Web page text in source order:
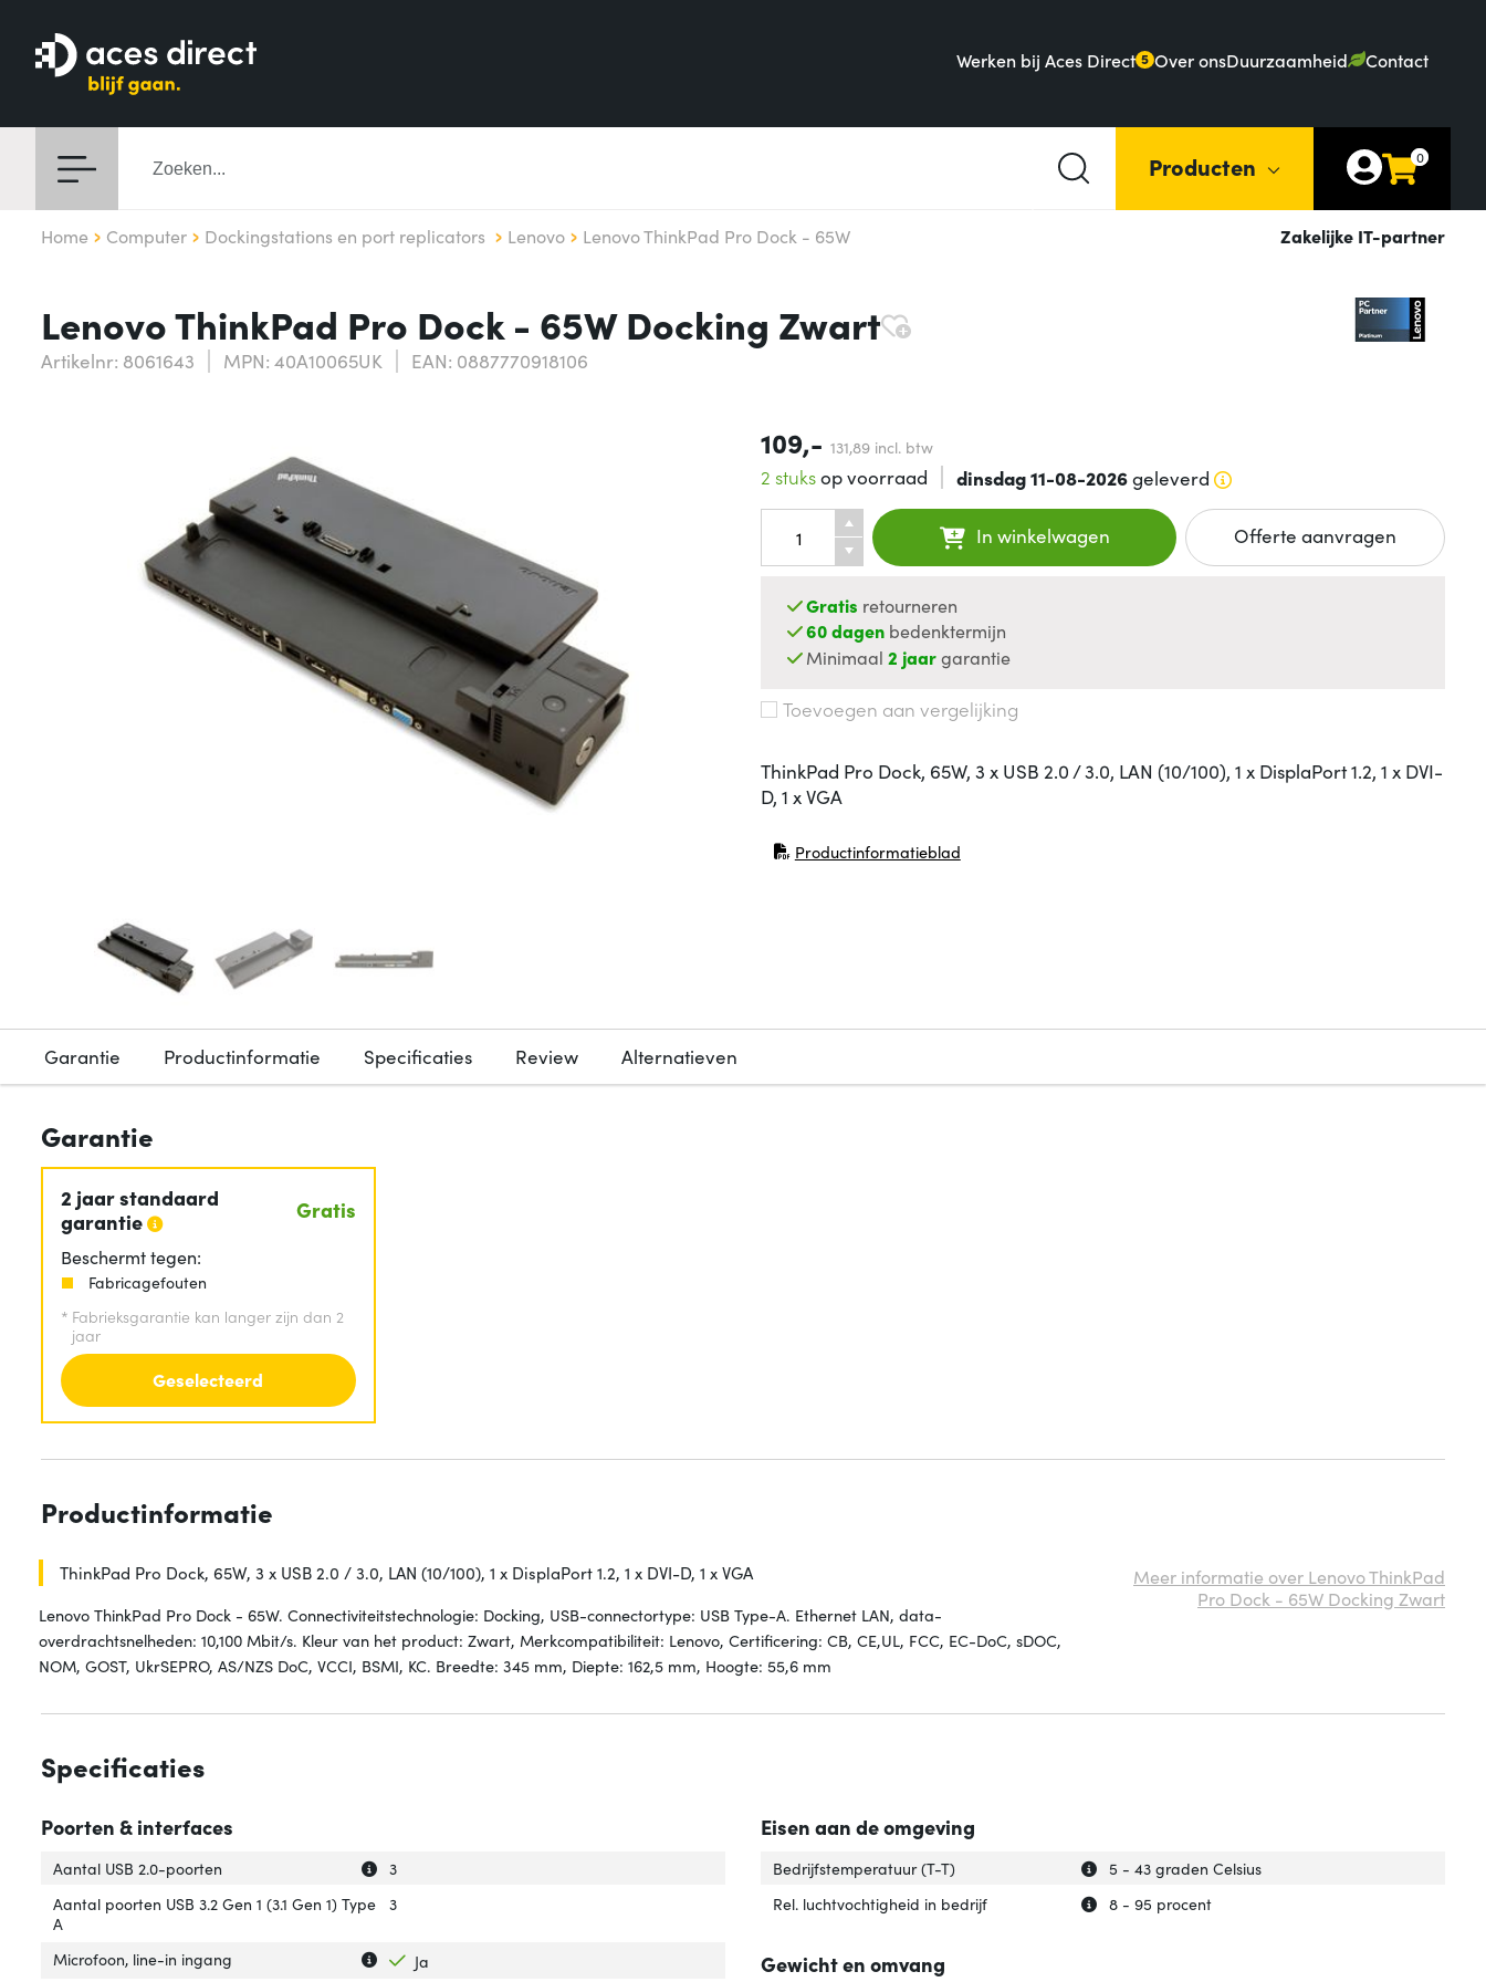
Werken bij Aces Direct 5 Over onsDuurzaamheid Contact
Producten 0
Home Computer Dockingstations en port replicators Lenovo Lenovo ThinkPad Pro Dock - 65W Zakelijke IT-partner
Lenovo ThinkPad Pro Dock - 65W Docking Zwart
Artikelnr: 8061643 MPN: 40A10065UK EAN: 0887770918106
109,- 131,89 incl. btw
2 stuksop voorraad dinsdag 11-08-2026geleverd
In winkelwagen Offerte aanvragen
Gratis retourneren
60 dagen bedenktermijn
Minimaal2 jaargarantie
Toevoegen aan vergelijking
ThinkPad Pro Dock, 65W, 3 x USB 2.0 / 3.0, LAN (10/100), 1 x DisplaPort 1.2, 1 x DVI-
D, 1 x VGA
Productinformatieblad
(opent in nieuw venster)
Garantie Productinformatie Specificaties Review Alternatieven
Garantie
2 jaar standaard
garantie
Gratis
Beschermt tegen:
Fabricagefouten
* Fabrieksgarantie kan langer zijn dan 2
jaar
Geselecteerd
Productinformatie
ThinkPad Pro Dock, 65W, 3 x USB 2.0 / 3.0, LAN (10/100), 1 x DisplaPort 1.2, 1 x DVI-D, 1 x VGA
Lenovo ThinkPad Pro Dock - 65W. Connectiviteitstechnologie: Docking, USB-connectortype: USB Type-A. Ethernet LAN, data-
overdrachtsnelheden: 10,100 Mbit/s. Kleur van het product: Zwart, Merkcompatibiliteit: Lenovo, Certificering: CB, CE,UL, FCC, EC-DoC, sDOC,
NOM, GOST, UkrSEPRO, AS/NZS DoC, VCCI, BSMI, KC. Breedte: 345 mm, Diepte: 162,5 mm, Hoogte: 55,6 mm
Meer informatie over Lenovo ThinkPad
Pro Dock - 65W Docking Zwart
Specificaties
Poorten & interfaces
Uitleg over 'Aantal USB 2.0-poorten'
Verberg uitleg over 'Aantal USB 2.0-poorten'
Aantal USB 2.0-poorten
3
Aantal poorten USB 3.2 Gen 1 (3.1 Gen 1) Type
A
3
Uitleg over 'Microfoon, line-in ingang'
Verberg uitleg over 'Microfoon, line-in ingang'
Microfoon, line-in ingang
Ja
Eisen aan de omgeving
Uitleg over 'Bedrijfstemperatuur (T-T)'
Verberg uitleg over 'Bedrijfstemperatuur (T-T)'
Bedrijfstemperatuur (T-T)
5 - 43 graden Celsius
Uitleg over 'Rel. luchtvochtigheid in bedrijf'
Verberg uitleg over 'Rel. luchtvochtigheid in bedrijf'
Rel. luchtvochtigheid in bedrijf 8 - 95 procent
Gewicht en omvang